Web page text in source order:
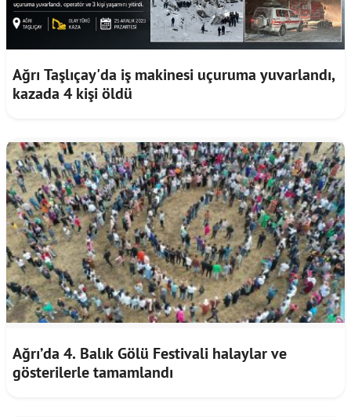
Ağrı Taşlıçay'da iş makinesi uçuruma yuvarlandı,
kazada 4 kişi öldü
Ağrı’da 4. Balık Gölü Festivali halaylar ve
gösterilerle tamamlandı